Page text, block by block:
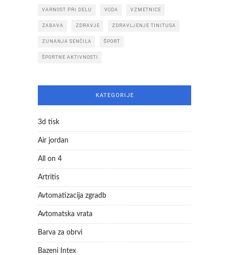
VARNOST PRI DELU VODA VZMETNICE
ZABAVA ZDRAVJE ZDRAVLJENJE TINITUSA
ZUNANJA SENČILA ŠPORT
ŠPORTNE AKTIVNOSTI
KATEGORIJE
3d tisk
Air jordan
All on 4
Artritis
Avtomatizacija zgradb
Avtomatska vrata
Barva za obrvi
Bazeni Intex